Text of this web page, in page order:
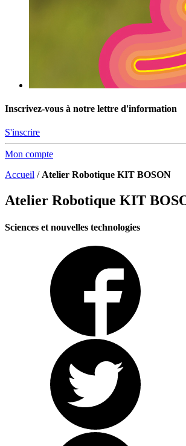
Inscrivez-vous à notre lettre d'information
S'inscrire
Mon compte
Accueil /Atelier Robotique KIT BOSON
Atelier Robotique KIT
Sciences et nouvelles technologies